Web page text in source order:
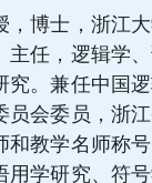
博士，浙江大
任，逻辑学
究。兼任中国
会委员，浙
教学名师称
学研究、符